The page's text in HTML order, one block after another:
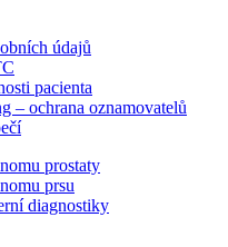
údajů
pacienta
– ochrana oznamovatelů
prostaty
prsu
diagnostiky